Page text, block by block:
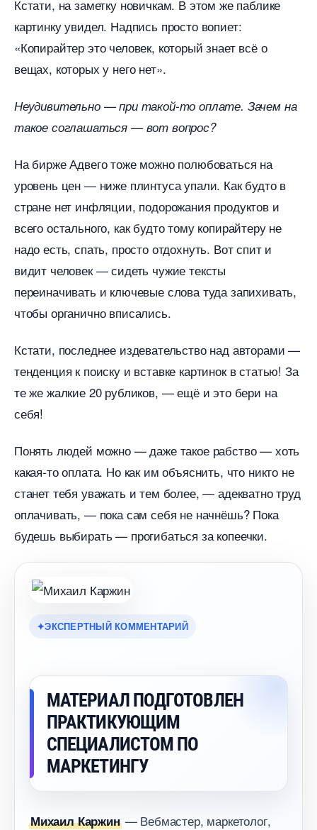
Кстати, на заметку новичкам. В этом же паблике
картинку увидел. Надпись просто вопиет:
«Копирайтер это человек, который знает всё о
ещах, которых у него нет».
Неудивительно — при такой-то оплате. Зачем на
такое соглашаться — вот вопрос?
На бирже Адвего тоже можно полюбоваться на
уровень цен — ниже плинтуса упали. Как будто
стране нет инфляции, подорожания продуктов и
сего остального, как будто тому копирайтеру не
надо есть, спать, просто отдохнуть. Вот спит и
идит человек — сидеть чужие тексты
переиначивать и ключевые слова туда запихивать,
чтобы органично вписались.
Кстати, последнее издевательство над авторами —
тенденция к поиску и вставке картинок в статью! За
те же жалкие 20 рубликов, — ещё и это бери на
себя!
Понять людей можно — даже такое рабство — хоть
какая-то оплата. Но как им объяснить, что никто не
станет тебя уважать и тем более, — адекватно труд
оплачивать, — пока сам себя не начнёшь? Пока
удешь выбирать — прогибаться за копеечки.
ЭКСПЕРТНЫЙ КОММЕНТАРИЙ
МАТЕРИАЛ ПОДГОТОВЛЕН
ПРАКТИКУЮЩИМ
СПЕЦИАЛИСТОМ ПО
МАРКЕТИНГУ
Михаил Каржин— Вебмастер, маркетолог,